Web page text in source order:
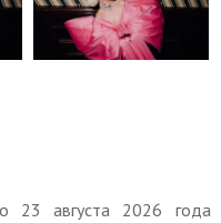
23 августа 2026 года